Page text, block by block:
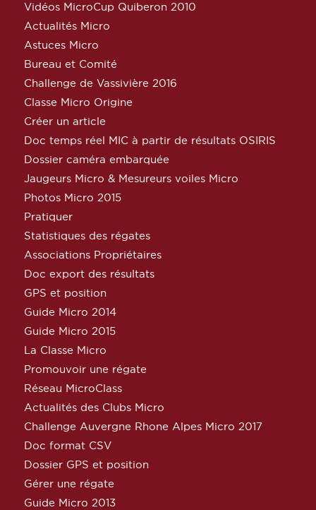
Vidéos MicroCup Quiberon 2010
Actualités Micro
Astuces Micro
Bureau et Comité
Challenge de Vassivière 2016
Classe Micro Origine
Créer un article
Doc temps réel MIC à partir de résultats OSIRIS
Dossier caméra embarquée
Jaugeurs Micro & Mesureurs voiles Micro
Photos Micro 2015
Pratiquer
Statistiques des régates
Associations Propriétaires
Doc export des résultats
GPS et position
Guide Micro 2014
Guide Micro 2015
La Classe Micro
Promouvoir une régate
Réseau MicroClass
Actualités des Clubs Micro
Challenge Auvergne Rhone Alpes Micro 2017
Doc format CSV
Dossier GPS et position
Gérer une régate
Guide Micro 2013